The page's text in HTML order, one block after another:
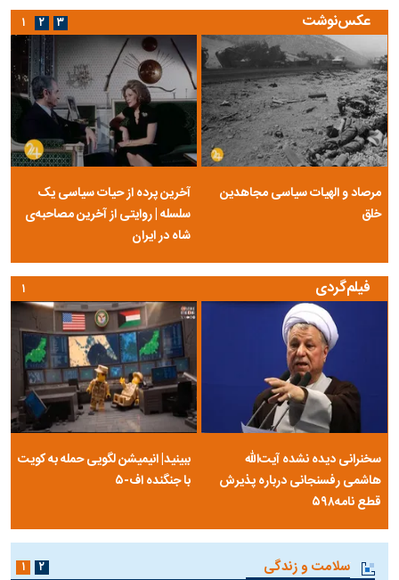
عکس‌نوشت
مرصاد و الهیات سیاسی مجاهدین
خلق
آخرین پرده از حیات سیاسی یک
سلسله | روایتی از آخرین مصاحبه‌ی
شاه در ایران
۱ ۲ ۳
فیلم‌گردی
سخنرانی دیده نشده آیت‌الله
هاشمی رفسنجانی درباره پذیرش
قطع نامه۵۹۸
ببینید| انیمیشن لگویی حمله به کویت
با جنگنده اف-۵
۱
سلامت و زندگی ۱ ۲